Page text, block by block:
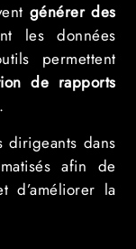
générer des
les données
permettent
de rapports
dans
afin de
d’améliorer la